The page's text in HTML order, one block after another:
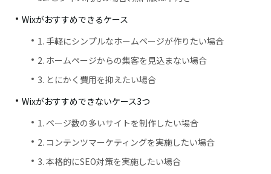
Wixがおすすめできるケース
1. 手軽にシンプルなホームページが作りたい場合
2. ホームページからの集客を見込まない場合
3. とにかく費用を抑えたい場合
Wixがおすすめできないケース3つ
1. ページ数の多いサイトを制作したい場合
2. コンテンツマーケティングを実施したい場合
3. 本格的にSEO対策を実施したい場合